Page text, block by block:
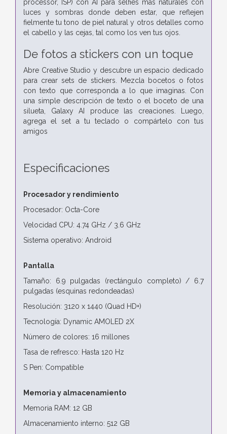
processor, ISP) con AI para selfies más naturales con
luces y sombras donde deben estar, que reflejen
fielmente tu tono de piel natural y otros detalles como
el cabello y las cejas, tal como los ven tus ojos.
De fotos a stickers con un toque
Abre Creative Studio y descubre un espacio dedicado
para crear sets de stickers. Mezcla bocetos o fotos
con texto que corresponda a lo que imaginas. Con
una simple descripción de texto o el boceto de una
silueta, Galaxy AI produce las creaciones. Luego,
agrega el set a tu teclado o compártelo con tus
amigos
Especificaciones
Procesador y rendimiento
Procesador: Octa-Core
Velocidad CPU: 4.74 GHz / 3.6 GHz
Sistema operativo: Android
Pantalla
Tamaño: 6.9 pulgadas (rectángulo completo) / 6.7
pulgadas (esquinas redondeadas)
Resolución: 3120 x 1440 (Quad HD+)
Tecnología: Dynamic AMOLED 2X
Número de colores: 16 millones
Tasa de refresco: Hasta 120 Hz
S Pen: Compatible
Memoria y almacenamiento
Memoria RAM: 12 GB
Almacenamiento interno: 512 GB